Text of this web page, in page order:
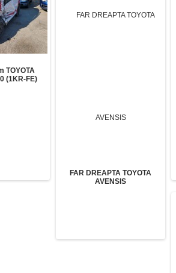
TOYOTA
(1KR-FE)
FAR DREAPTA TOYOTA
AVENSIS